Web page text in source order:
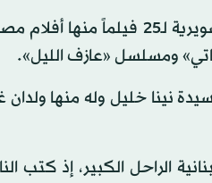
كما ألف موسيقى تصويرية
ومسلسل «عازف الليل».
نينا خليل وله منها
الراحل الكبير، إذ